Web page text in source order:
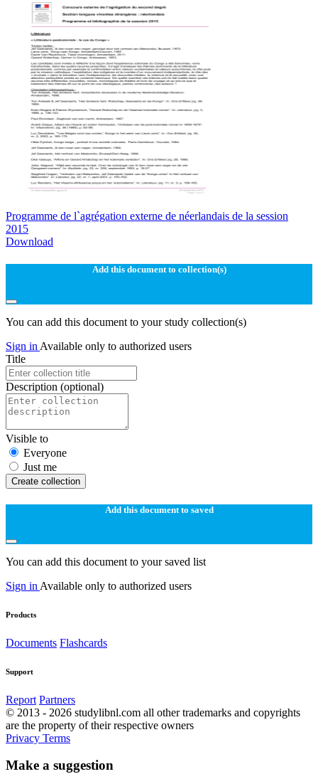
Programme de l`agrégation externe de néerlandais de la session
2015
Download
Add this document to collection(s)
You can add this document to your study collection(s)
Sign in Available only to authorized users
Title
Description (optional)
Visible to
Everyone
Just me
Create collection
Add this document to saved
You can add this document to your saved list
Sign in Available only to authorized users
Products
Documents Flashcards
Support
Report Partners
© 2013 - 2026 studylibnl.com all other trademarks and copyrights
are the property of their respective owners
Privacy Terms
Make a suggestion